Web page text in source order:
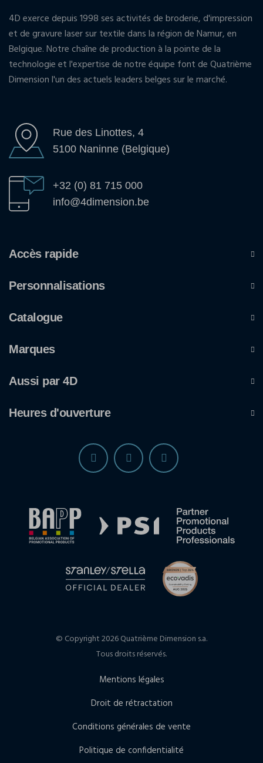
4D exerce depuis 1998 ses activités de broderie, d'impression
et de gravure laser sur textile dans la région de Namur, en
Belgique. Notre chaîne de production à la pointe de la
technologie et l'expertise de notre équipe font de Quatrième
Dimension l'un des actuels leaders belges sur le marché.
Rue des Linottes, 4
5100 Naninne (Belgique)
+32 (0) 81 715 000
info@4dimension.be
Accès rapide
Personnalisations
Catalogue
Marques
Aussi par 4D
Heures d'ouverture
© Copyright 2026 Quatrième Dimension s.a.
Tous droits réservés.
Mentions légales
Droit de rétractation
Conditions générales de vente
Politique de confidentialité